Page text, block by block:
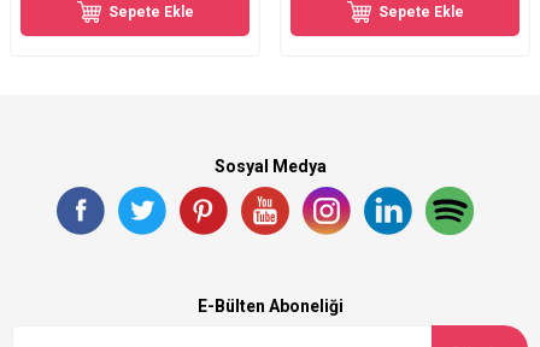
Sepete Ekle Sepete Ekle
Sosyal Medya
E-Bülten Aboneliği